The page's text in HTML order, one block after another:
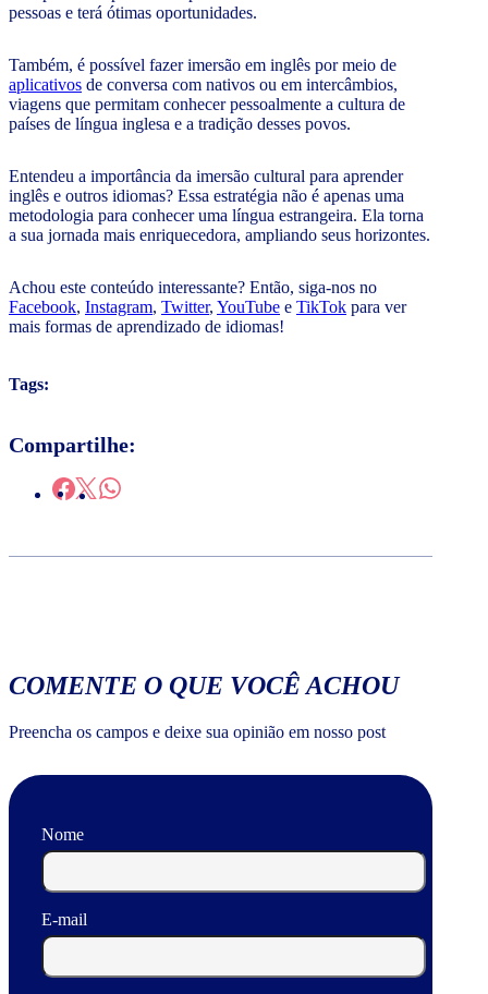
pessoas e terá ótimas oportunidades.
Também, é possível fazer imersão em inglês por meio de
aplicativos de conversa com nativos ou em intercâmbios,
viagens que permitam conhecer pessoalmente a cultura de
países de língua inglesa e a tradição desses povos.
Entendeu a importância da imersão cultural para aprender
inglês e outros idiomas? Essa estratégia não é apenas uma
metodologia para conhecer uma língua estrangeira. Ela torna
a sua jornada mais enriquecedora, ampliando seus horizontes.
Achou este conteúdo interessante? Então, siga-nos no
Facebook, Instagram, Twitter, YouTube e TikTok para ver
mais formas de aprendizado de idiomas!
Tags:
Compartilhe:
COMENTE O QUE VOCÊ ACHOU
Preencha os campos e deixe sua opinião em nosso post
Nome
E-mail